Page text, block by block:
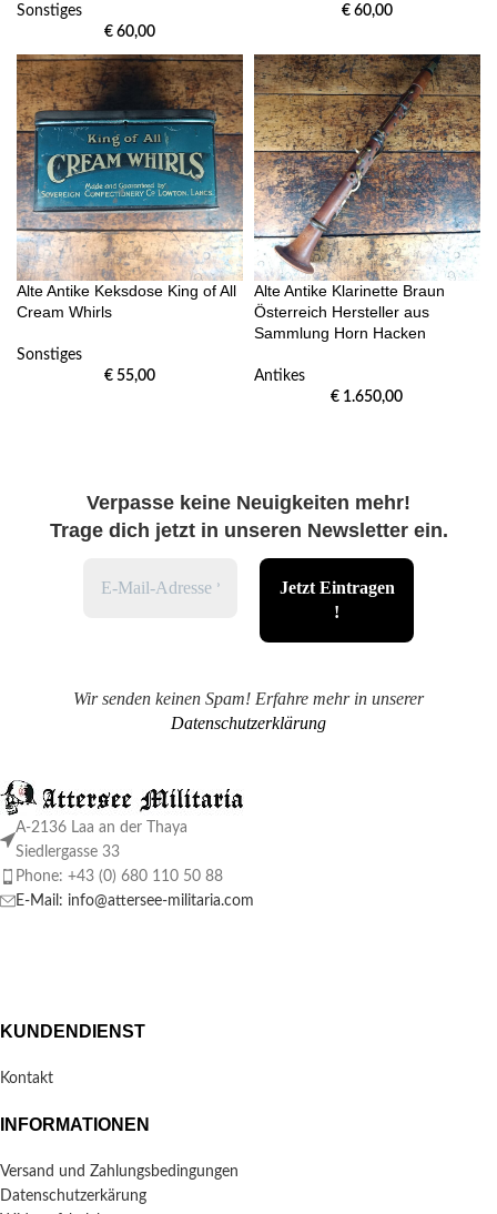
Sonstiges
€60,00
€60,00
Alte Antike Keksdose King of All
Cream Whirls
Sonstiges
€55,00
Alte Antike Klarinette Braun
Österreich Hersteller aus
Sammlung Horn Hacken
Antikes
€ 1.650,00
Verpasse keine Neuigkeiten mehr!
Trage dich jetzt in unseren Newsletter ein.
Wir senden keinen Spam! Erfahre mehr in unserer
Datenschutzerklärung
A-2136 Laa an der Thaya
Siedlergasse 33
Phone: +43 (0) 680 110 50 88
E-Mail: info@attersee-militaria.com
KUNDENDIENST
Kontakt
INFORMATIONEN
Versand und Zahlungsbedingungen
Datenschutzerkärung